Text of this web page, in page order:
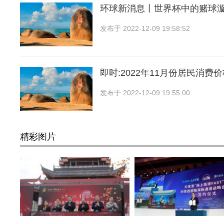
环球新消息丨世界杯中的赌球
发布于 2022-12-09 19:58:52
即时:2022年11月份居民消费
发布于 2022-12-09 19:55:00
精彩图片